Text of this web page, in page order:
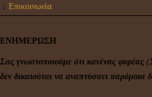
Επικοινωνία
ΕΝΗΜΕΡΩΣΗ
Σας γνωστοποιούμε ότι κανένας φορέας
δεν δικαιούται να αναπτύσσει